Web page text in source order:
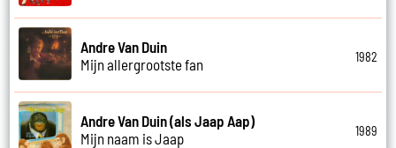
Andre Van Duin
Mijn allergrootste fan
1982
Andre Van Duin (als Jaap Aap)
Mijn naam is Jaap
1989